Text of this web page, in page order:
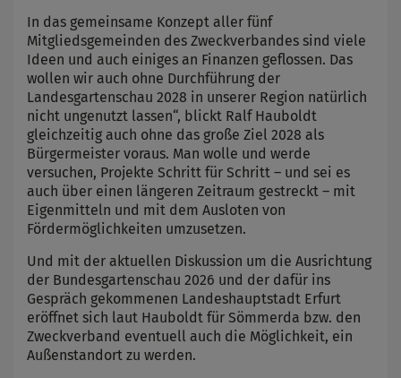
In das gemeinsame Konzept aller fünf
Mitgliedsgemeinden des Zweckverbandes sind viele
Ideen und auch einiges an Finanzen geflossen. Das
wollen wir auch ohne Durchführung der
Landesgartenschau 2028 in unserer Region natürlich
nicht ungenutzt lassen“, blickt Ralf Hauboldt
gleichzeitig auch ohne das große Ziel 2028 als
Bürgermeister voraus. Man wolle und werde
versuchen, Projekte Schritt für Schritt – und sei es
auch über einen längeren Zeitraum gestreckt – mit
Eigenmitteln und mit dem Ausloten von
Fördermöglichkeiten umzusetzen.
Und mit der aktuellen Diskussion um die Ausrichtung
der Bundesgartenschau 2026 und der dafür ins
Gespräch gekommenen Landeshauptstadt Erfurt
eröffnet sich laut Hauboldt für Sömmerda bzw. den
Zweckverband eventuell auch die Möglichkeit, ein
Außenstandort zu werden.